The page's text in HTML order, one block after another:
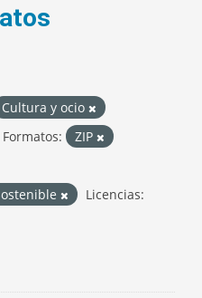
Cultura y ocio
Formatos:
ZIP
Licencias: